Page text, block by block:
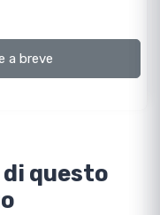
a breve
questo